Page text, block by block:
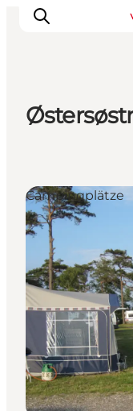
Kultur
Campingplätze